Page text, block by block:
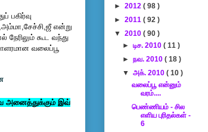
பகிர்வு
என்று
கூட வந்து
வலைப்பூ
அனைத்துக்கும் இவ்
► 2012 ( 98 )
► 2011 ( 92 )
▼ 2010 ( 90 )
►டிச. 2010( 11 )
►நவ. 2010( 18 )
▼அக். 2010( 10 )
வலைப்பூ என்னும்
வரம்....
பெண்ணியம் - சில
எளிய புரிதல்கள் -
6